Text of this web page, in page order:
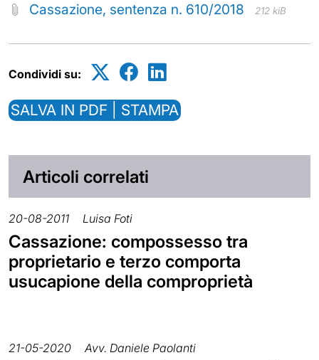
Cassazione, sentenza n. 610/2018 212 kiB
Condividi su:
SALVA IN PDF | STAMPA
Articoli correlati
20-08-2011 Luisa Foti
Cassazione: compossesso tra
proprietario e terzo comporta
usucapione della comproprietà
21-05-2020 Avv. Daniele Paolanti